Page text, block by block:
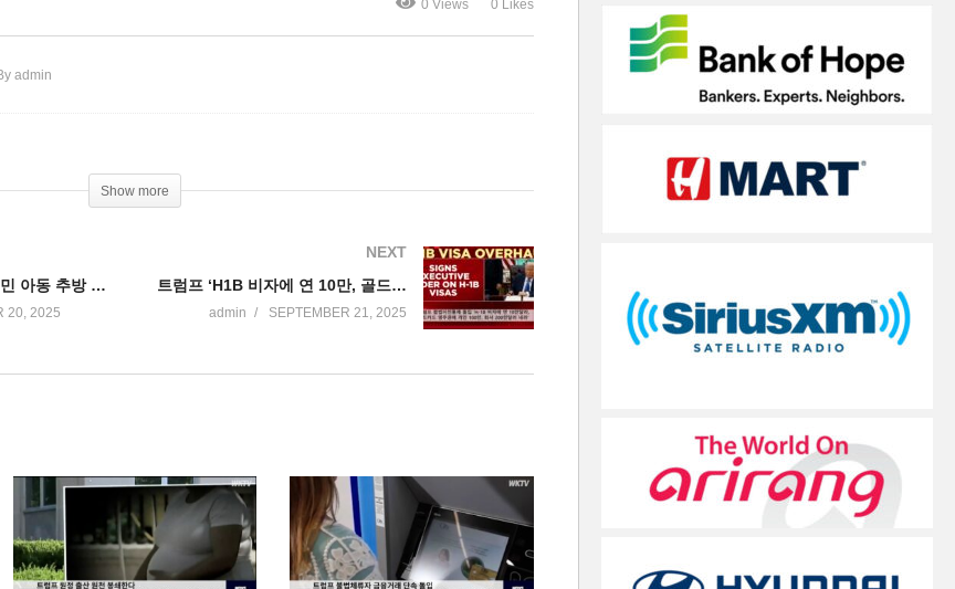
0 Views 0 Likes
admin
Show more
동행 없는 미성년 이민 아동 추방 못 한다 ‘미국 내 30만 명 이상’
20, 2025
NEXT
트럼프 ‘H1B 비자에 연 10만, 골드카드 영주권에 개인 100만, 회사 200만달러 내라’
admin SEPTEMBER 21, 2025